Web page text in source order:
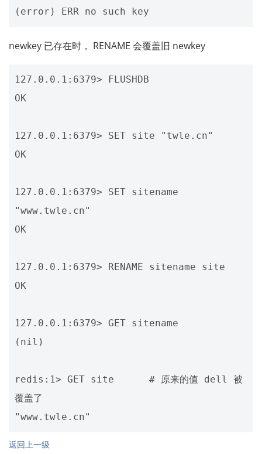
newkey 已存在时， RENAME 会覆盖旧 newkey
127.0.0.1:6379> FLUSHDB
OK
127.0.0.1:6379> SET site "twle.cn"
OK
127.0.0.1:6379> SET sitename
"www.twle.cn"
OK
127.0.0.1:6379> RENAME sitename site
OK
127.0.0.1:6379> GET sitename
(nil)
redis:1> GET site      # 原来的值 dell 被
覆盖了
返回上一级